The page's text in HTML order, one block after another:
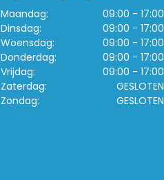
Maandag:
09:00 - 17:00
Dinsdag:
09:00 - 17:00
Woensdag:
09:00 - 17:00
Donderdag:
09:00 - 17:00
Vrijdag:
09:00 - 17:00
Zaterdag:
GESLOTEN
Zondag:
GESLOTEN